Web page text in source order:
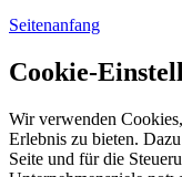
Seitenanfang
Cookie-
Wir verwenden
Erlebnis zu bieten.
Seite und für die